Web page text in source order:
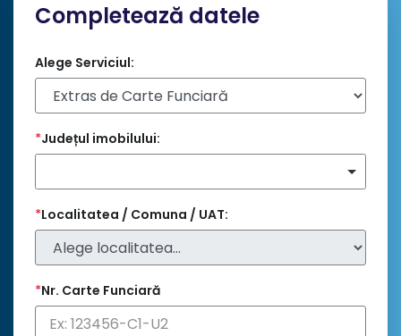
Completează datele
Alege Serviciul:
*Județul imobilului:
*Localitatea / Comuna / UAT:
*Nr. Carte Funciară